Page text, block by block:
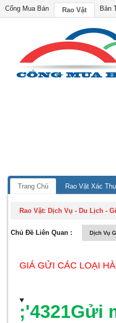
Cổng Mua Bán Rao Vặt Bản
Trang Chủ Rao Vặt Xác
Rao Vặt: Dịch Vụ - Du Lịch -
Chủ Đề Liên Quan : Dịch Vụ
GIÁ GỬI CÁC LOẠI
;'4321Gửi